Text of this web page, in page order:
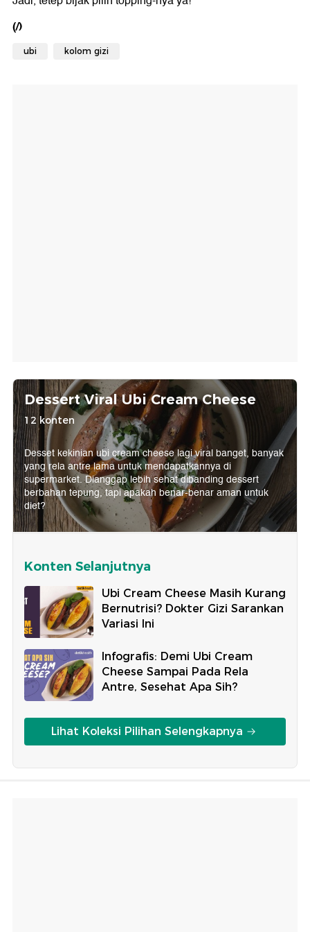
(/)
ubi kolom gizi
Dessert Viral Ubi Cream Cheese
12 konten
Desset kekinian ubi cream cheese lagi viral banget, banyak
yang rela antre lama untuk mendapatkannya di
supermarket. Dianggap lebih sehat dibanding dessert
berbahan tepung, tapi apakah benar-benar aman untuk
diet?
Konten Selanjutnya
Ubi Cream Cheese Masih Kurang
Bernutrisi? Dokter Gizi Sarankan
Variasi Ini
Infografis: Demi Ubi Cream
Cheese Sampai Pada Rela
Antre, Sesehat Apa Sih?
Lihat Koleksi Pilihan Selengkapnya